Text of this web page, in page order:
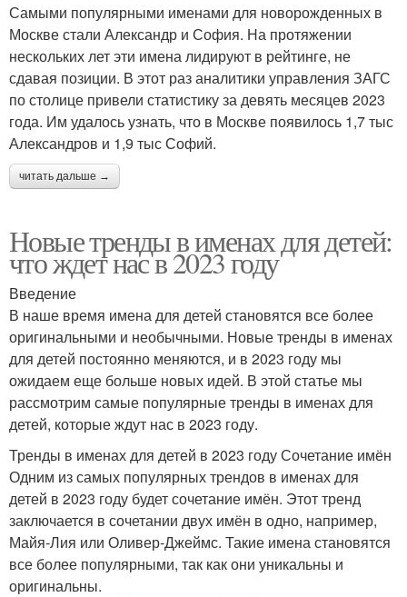
Самыми популярными именами для новорожденных в
Москве стали Александр и София. На протяжении
нескольких лет эти имена лидируют в рейтинге, не
сдавая позиции. В этот раз аналитики управления ЗАГС
по столице привели статистику за девять месяцев 2023
года. Им удалось узнать, что в Москве появилось 1,7 тыс
Александров и 1,9 тыс Софий.
читать дальше →
Новые тренды в именах для детей:
что ждет нас в 2023 году
Введение
В наше время имена для детей становятся все более
оригинальными и необычными. Новые тренды в именах
для детей постоянно меняются, и в 2023 году мы
ожидаем еще больше новых идей. В этой статье мы
рассмотрим самые популярные тренды в именах для
детей, которые ждут нас в 2023 году.
Тренды в именах для детей в 2023 году Сочетание имён
Одним из самых популярных трендов в именах для
детей в 2023 году будет сочетание имён. Этот тренд
заключается в сочетании двух имён в одно, например,
Майя-Лия или Оливер-Джеймс. Такие имена становятся
все более популярными, так как они уникальны и
оригинальны.